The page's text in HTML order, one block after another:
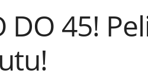
DO 45!